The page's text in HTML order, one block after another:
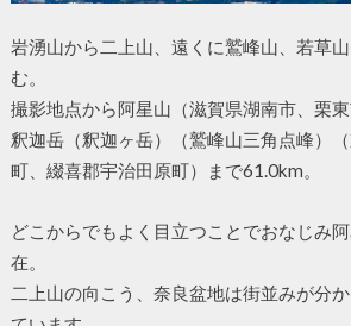
岩湧山から二上山、遠くに鷲峰山、若草
む。
撮影地点から阿星山（滋賀県湖南市、栗東
釈迦岳（釈迦ヶ岳）（鷲峰山三角点峰）
町、綴喜郡宇治田原町）まで61.0km。
どこからでもよく目立つことでおなじみ
在。
二上山の向こう、奈良盆地は街並みが分